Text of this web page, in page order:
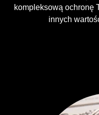
kompleksową ochronę
innych